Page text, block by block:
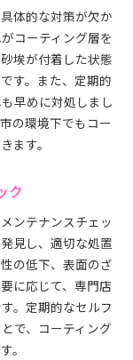
体的な対策が欠か
コーティング層を
埃が付着した状態
す。また、定期的
早めに対処しまし
の環境下でもコー
ます。
ク
ンテナンスチェッ
見し、適切な処置
の低下、表面のざ
に応じて、専門店
。定期的なセルフ
で、コーティング
。